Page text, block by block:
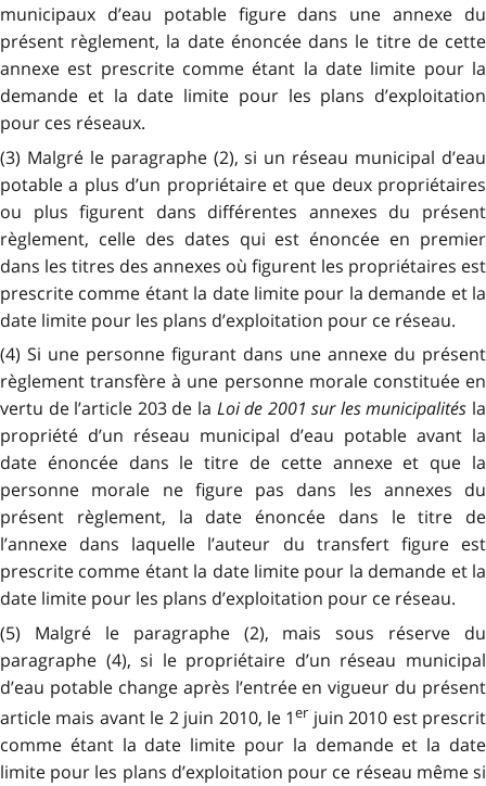
municipaux d’eau potable figure dans une annexe du
présent règlement, la date énoncée dans le titre de cette
annexe est prescrite comme étant la date limite pour la
demande et la date limite pour les plans d’exploitation
pour ces réseaux.
(3) Malgré le paragraphe (2), si un réseau municipal d’eau
potable a plus d’un propriétaire et que deux propriétaires
ou plus figurent dans différentes annexes du présent
règlement, celle des dates qui est énoncée en premier
dans les titres des annexes où figurent les propriétaires est
prescrite comme étant la date limite pour la demande et la
date limite pour les plans d’exploitation pour ce réseau.
(4) Si une personne figurant dans une annexe du présent
règlement transfère à une personne morale constituée en
vertu de l’article 203 de la Loi de 2001 sur les municipalités la
propriété d’un réseau municipal d’eau potable avant la
date énoncée dans le titre de cette annexe et que la
personne morale ne figure pas dans les annexes du
présent règlement, la date énoncée dans le titre de
l’annexe dans laquelle l’auteur du transfert figure est
prescrite comme étant la date limite pour la demande et la
date limite pour les plans d’exploitation pour ce réseau.
(5) Malgré le paragraphe (2), mais sous réserve du
paragraphe (4), si le propriétaire d’un réseau municipal
d’eau potable change après l’entrée en vigueur du présent
article mais avant le 2 juin 2010, le 1er juin 2010 est prescrit
comme étant la date limite pour la demande et la date
limite pour les plans d’exploitation pour ce réseau même si